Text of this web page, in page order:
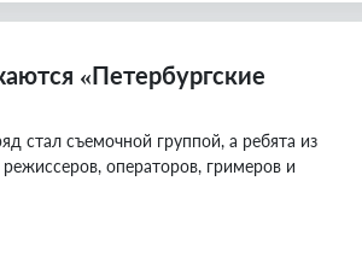
«Петербургские
стал съемочной группой, а ребята из
операторов, гримеров и